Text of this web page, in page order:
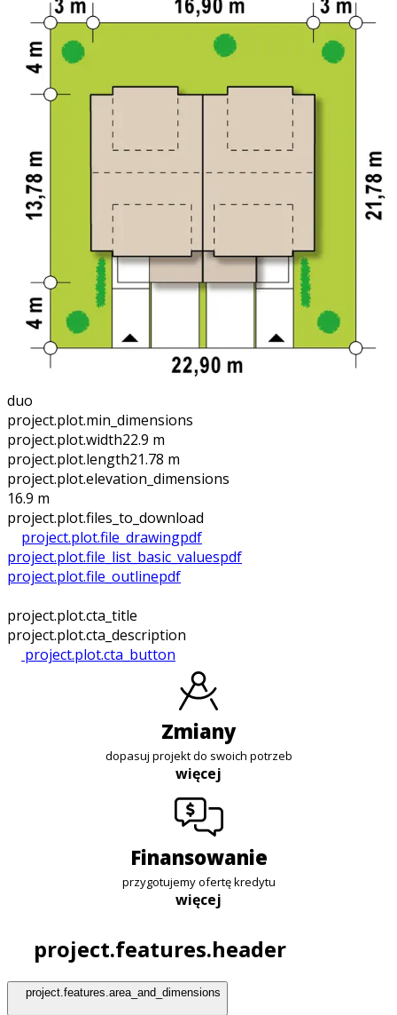
duo
project.plot.min_dimensions
project.plot.width22.9 m
project.plot.length21.78 m
project.plot.elevation_dimensions
16.9 m
project.plot.files_to_download
project.plot.file_drawingpdf
project.plot.file_list_basic_valuespdf
project.plot.file_outlinepdf
project.plot.cta_title
project.plot.cta_description
project.plot.cta_button
zmiany
dopasuj projekt do swoich potrzeb
więcej
finansowanie
przygotujemy ofertę kredytu
więcej
project.features.header
project.features.area_and_dimensions